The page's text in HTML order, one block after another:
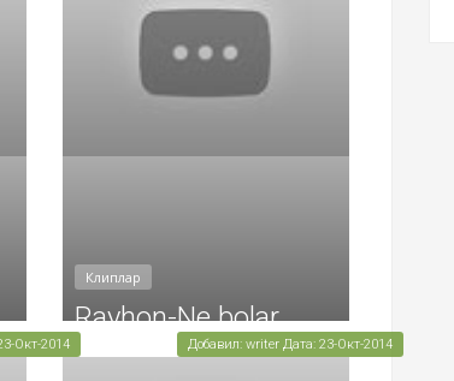
Клиплар
Rayhon-Ne bolar
Окт-2014 Добавил: writer Дата: 23-Окт-2014